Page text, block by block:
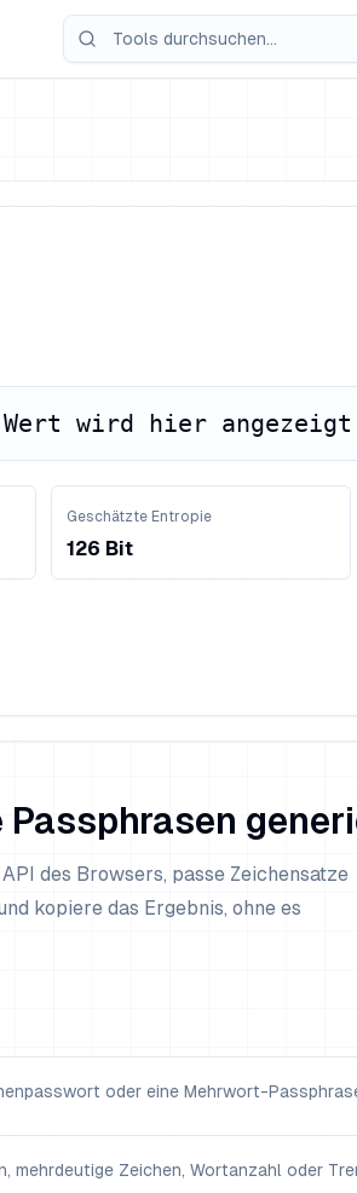
wird hier angezeigt
Geschätzte Entropie
126 Bit
des Browsers, passe Zeichensatze
kopiere das Ergebnis, ohne es
oder eine Mehrwort-
mehrdeutige Zeichen, Wortanzahl oder